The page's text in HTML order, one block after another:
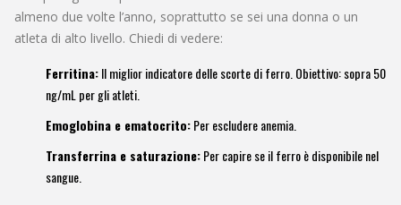
almeno due volte l’anno, soprattutto se sei una donna o un
atleta di alto livello. Chiedi di vedere:
Ferritina:Il miglior indicatore delle scorte di ferro. Obiettivo: sopra 50
ng/mL per gli atleti.
Emoglobina e ematocrito:Per escludere anemia.
Transferrina e saturazione:Per capire se il ferro è disponibile nel
sangue.